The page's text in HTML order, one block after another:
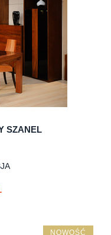
SZANEL
NOWOŚĆ